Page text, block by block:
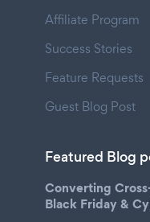
Affiliate Program
Success Stories
Feature Requests
Guest Blog Post
Featured Blog
Converting
Black Friday &